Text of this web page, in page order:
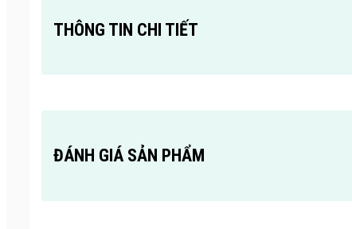
THÔNG TIN CHI TIẾT
ĐÁNH GIÁ SẢN PHẨM